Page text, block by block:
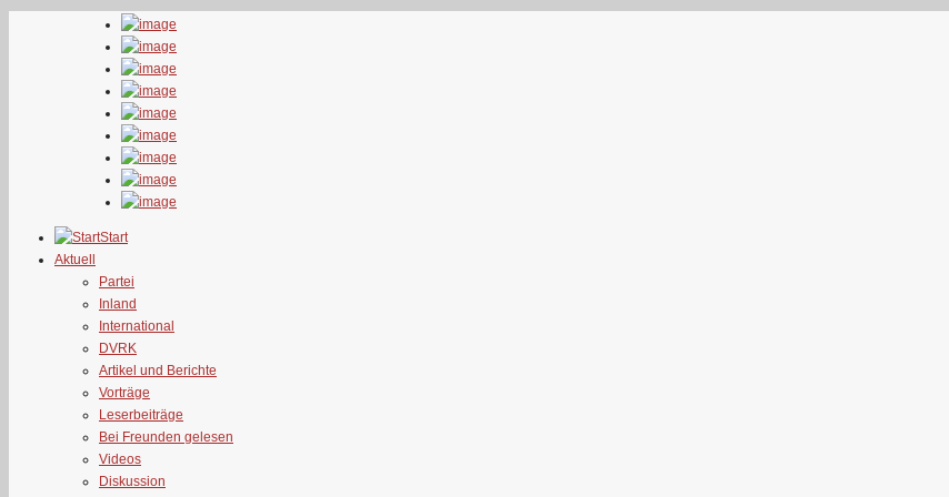
Start
Aktuell
Partei
Inland
International
DVRK
Artikel und Berichte
Vorträge
Leserbeiträge
Bei Freunden gelesen
Videos
Diskussion